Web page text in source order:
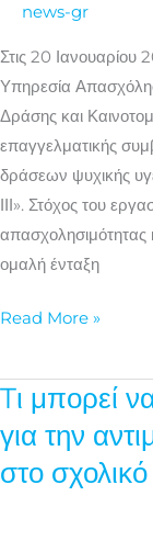
news-gr
Στις 20
Υπηρεσία
Δράσης και
επαγγελματικής
δράσεων ψυχικής
ΙΙΙ». Στόχος του
ομαλή ένταξη
επαγγελματικής
Read More »
Tι μπορεί
για την
στο
Tι
να
κάνει